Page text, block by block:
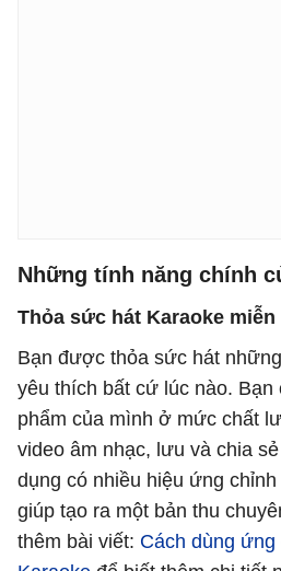
Những tính năng chính
Thỏa sức hát Karaoke miễn
Bạn được thỏa sức hát
yêu thích bất cứ lúc nào. Bạn
phẩm của mình ở mức chất
video âm nhạc, lưu và chia
dụng có nhiều hiệu ứng
giúp tạo ra một bản thu
thêm bài viết: Cách dùng